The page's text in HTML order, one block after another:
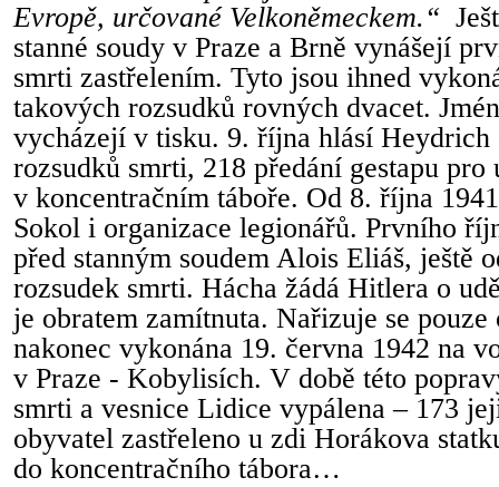
Evropě, určované Velkoněmeckem.“
stanné soudy v Praze a Brně vynášejí
smrti zastřelením. Tyto jsou ihned
takových rozsudků rovných dvacet.
vycházejí v tisku. 9. října hlásí Heydrich
rozsudků smrti, 218 předání gestapu pro
v koncentračním táboře. Od 8. října
Sokol i organizace legionářů. Prvního
před stanným soudem Alois Eliáš, ještě
rozsudek smrti. Hácha žádá Hitlera o
je obratem zamítnuta. Nařizuje se
nakonec vykonána 19. června 1942 na
v Praze - Kobylisích. V době této
smrti a vesnice Lidice vypálena – 173
obyvatel zastřeleno u zdi Horákova
do koncentračního tábora…